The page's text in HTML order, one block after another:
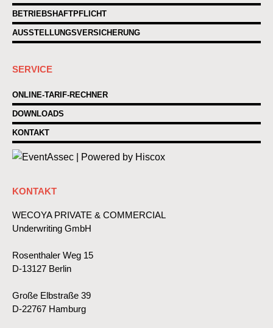
BETRIEBSHAFTPFLICHT
AUSSTELLUNGSVERSICHERUNG
SERVICE
ONLINE-TARIF-RECHNER
DOWNLOADS
KONTAKT
KONTAKT
WECOYA PRIVATE & COMMERCIAL
Underwriting GmbH
Rosenthaler Weg 15
D-13127 Berlin
Große Elbstraße 39
D-22767 Hamburg